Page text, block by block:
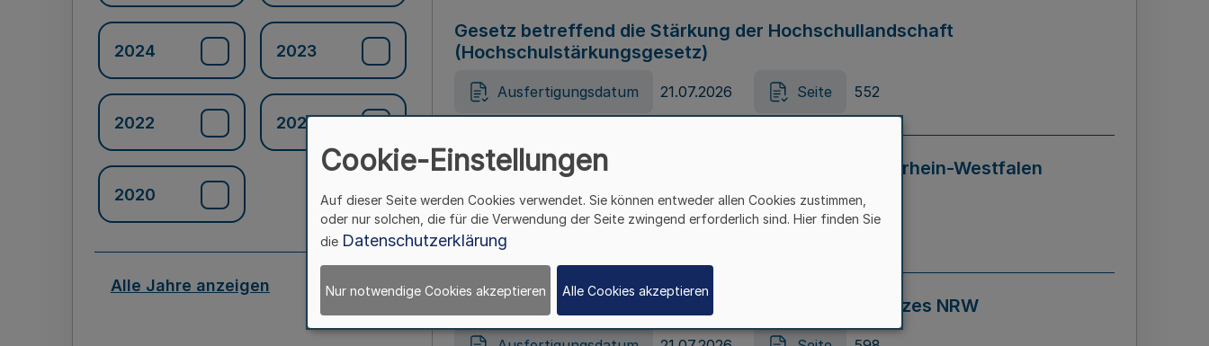
2024 2023
2022 2021
2020
Alle Jahre anzeigen
Gesetz betreffend die Stärkung der Hochschullandschaft
(Hochschulstärkungsgesetz)
Ausfertigungsdatum 21.07.2026 Seite 552
Gesetz zur Vermeidung von Diskriminierung in Nordrhein-Westfalen
(Landesantidiskriminierungsgesetz – LADG NRW)
Ausfertigungsdatum 21.07.2026 Seite 595
Gesetz zur Änderung des Online-Casinospiel Gesetzes NRW
Cookie-Einstellungen
Auf dieser Seite werden Cookies verwendet. Sie können entweder allen Cookies zustimmen,
oder nur solchen, die für die Verwendung der Seite zwingend erforderlich sind. Hier finden Sie
die Datenschutzerklärung
Nur notwendige Cookies akzeptieren Alle Cookies akzeptieren